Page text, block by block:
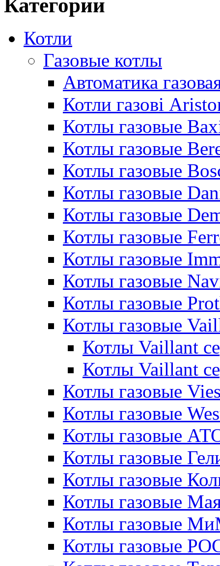
Категории
Котли
Газовые котлы
Автоматика
Котли газові
Котлы газовые
Котлы газовые
Котлы газовые
Котлы газовые
Котлы газовые
Котлы газовые
Котлы газовые
Котлы газовые
Котлы газовые
Котлы газовые
Котлы Vaillant
Котлы Vaillant
Котлы газовые
Котлы газовые
Котлы газовые
Котлы газовые
Котлы газовые
Котлы газовые
Котлы газовые
Котлы газовые